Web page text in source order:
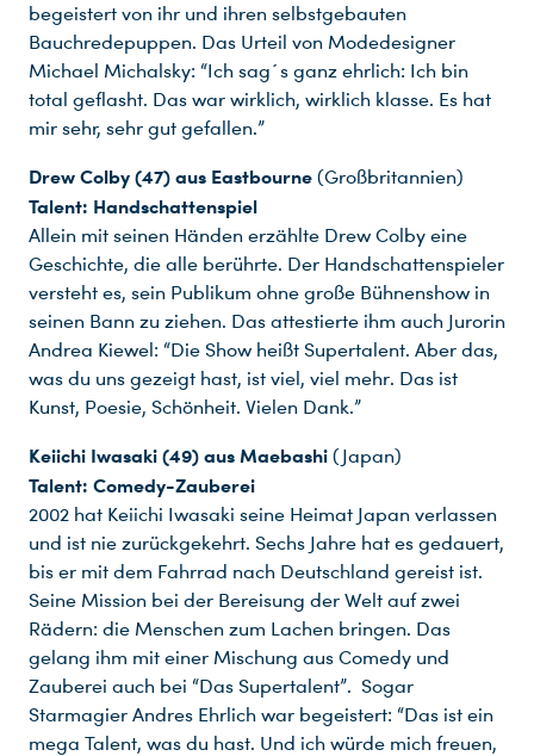
begeistert von ihr und ihren selbstgebauten
Bauchredepuppen. Das Urteil von Modedesigner
Michael Michalsky: “Ich sag´s ganz ehrlich: Ich bin
total geflasht. Das war wirklich, wirklich klasse. Es hat
mir sehr, sehr gut gefallen.”
Drew Colby (47) aus Eastbourne (Großbritannien)
Talent: Handschattenspiel
Allein mit seinen Händen erzählte Drew Colby eine
Geschichte, die alle berührte. Der Handschattenspieler
versteht es, sein Publikum ohne große Bühnenshow in
seinen Bann zu ziehen. Das attestierte ihm auch Jurorin
Andrea Kiewel: “Die Show heißt Supertalent. Aber das,
was du uns gezeigt hast, ist viel, viel mehr. Das ist
Kunst, Poesie, Schönheit. Vielen Dank.”
Keiichi Iwasaki (49) aus Maebashi (Japan)
Talent: Comedy-Zauberei
2002 hat Keiichi Iwasaki seine Heimat Japan verlassen
und ist nie zurückgekehrt. Sechs Jahre hat es gedauert,
bis er mit dem Fahrrad nach Deutschland gereist ist.
Seine Mission bei der Bereisung der Welt auf zwei
Rädern: die Menschen zum Lachen bringen. Das
gelang ihm mit einer Mischung aus Comedy und
Zauberei auch bei “Das Supertalent”. Sogar
Starmagier Andres Ehrlich war begeistert: “Das ist ein
mega Talent, was du hast. Und ich würde mich freuen,